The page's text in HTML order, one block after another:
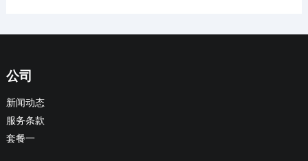
公司
新闻动态
服务条款
套餐一